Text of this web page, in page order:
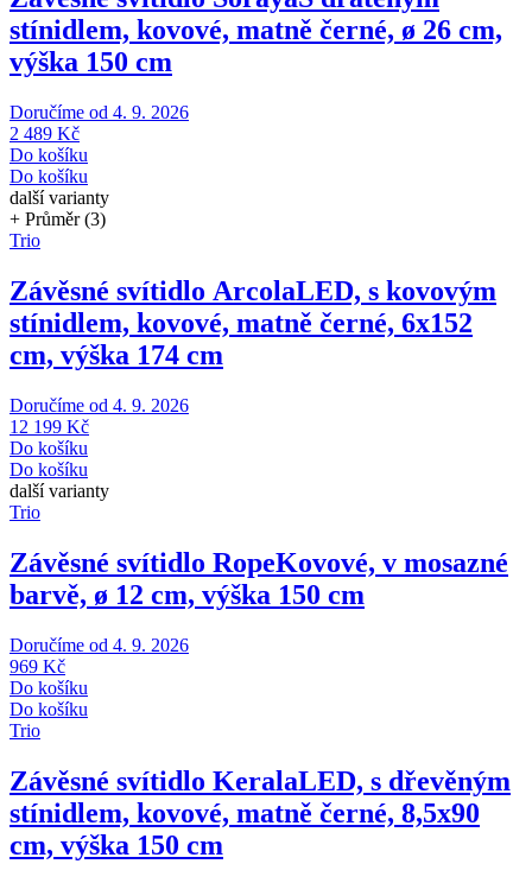
stínidlem, kovové, matně černé, ø 26 cm,
výška 150 cm
Doručíme od 4. 9. 2026
2 489 Kč
Do košíku
Do košíku
další varianty
+ Průměr (3)
Trio
Závěsné svítidlo ArcolaLED, s kovovým
stínidlem, kovové, matně černé, 6x152
cm, výška 174 cm
Doručíme od 4. 9. 2026
12 199 Kč
Do košíku
Do košíku
další varianty
Trio
Závěsné svítidlo RopeKovové, v mosazné
barvě, ø 12 cm, výška 150 cm
Doručíme od 4. 9. 2026
969 Kč
Do košíku
Do košíku
Trio
Závěsné svítidlo KeralaLED, s dřevěným
stínidlem, kovové, matně černé, 8,5x90
cm, výška 150 cm